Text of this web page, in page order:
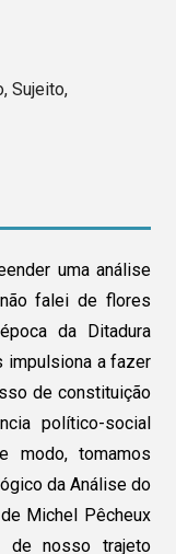
Sujeito,
uma análise
falei de flores
da Ditadura
impulsiona a fazer
de constituição
político-social
modo, tomamos
da Análise do
Michel Pêcheux
de nosso trajeto